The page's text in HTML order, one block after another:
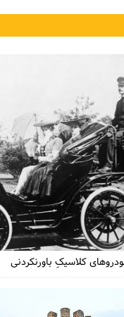
کلاسیکِ باورنکردنی